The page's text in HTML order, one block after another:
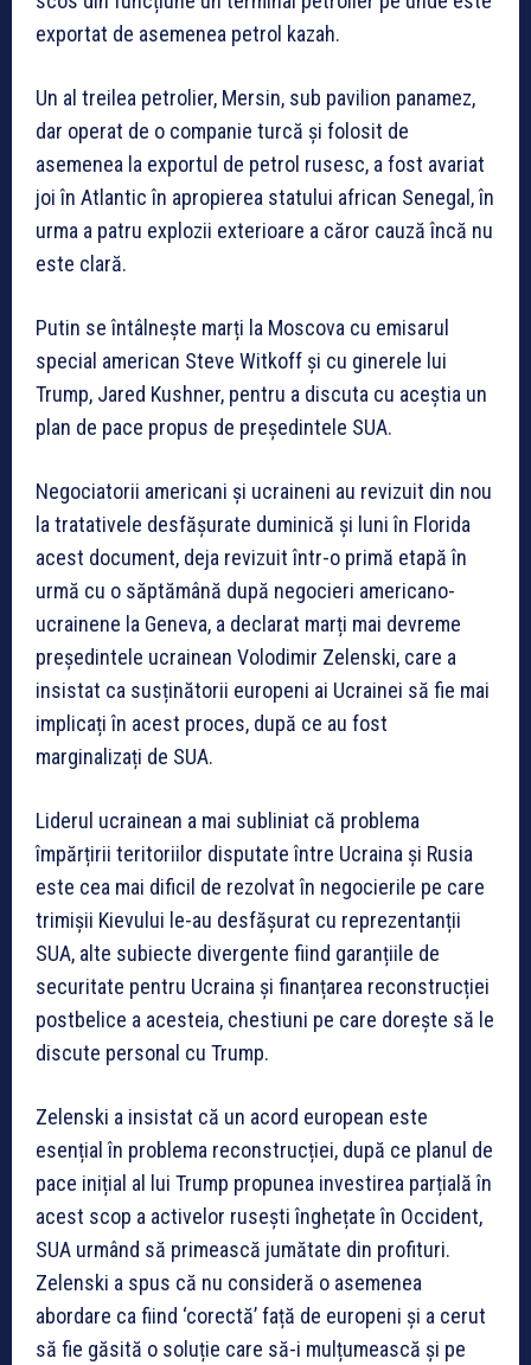
exportat de asemenea petrol kazah.
Un al treilea petrolier, Mersin, sub pavilion panamez,
dar operat de o companie turcă și folosit de
asemenea la exportul de petrol rusesc, a fost avariat
joi în Atlantic în apropierea statului african Senegal, în
urma a patru explozii exterioare a căror cauză încă nu
este clară.
Putin se întâlnește marți la Moscova cu emisarul
special american Steve Witkoff și cu ginerele lui
Trump, Jared Kushner, pentru a discuta cu aceștia un
plan de pace propus de președintele SUA.
Negociatorii americani și ucraineni au revizuit din nou
la tratativele desfășurate duminică și luni în Florida
acest document, deja revizuit într-o primă etapă în
urmă cu o săptămână după negocieri americano-
ucrainene la Geneva, a declarat marți mai devreme
președintele ucrainean Volodimir Zelenski, care a
insistat ca susținătorii europeni ai Ucrainei să fie mai
implicați în acest proces, după ce au fost
marginalizați de SUA.
Liderul ucrainean a mai subliniat că problema
împărțirii teritoriilor disputate între Ucraina și Rusia
este cea mai dificil de rezolvat în negocierile pe care
trimișii Kievului le-au desfășurat cu reprezentanții
SUA, alte subiecte divergente fiind garanțiile de
securitate pentru Ucraina și finanțarea reconstrucției
postbelice a acesteia, chestiuni pe care dorește să le
discute personal cu Trump.
Zelenski a insistat că un acord european este
esențial în problema reconstrucției, după ce planul de
pace inițial al lui Trump propunea investirea parțială în
acest scop a activelor rusești înghețate în Occident,
SUA urmând să primească jumătate din profituri.
Zelenski a spus că nu consideră o asemenea
abordare ca fiind ‘corectă’ față de europeni și a cerut
să fie găsită o soluție care să-i mulțumească și pe